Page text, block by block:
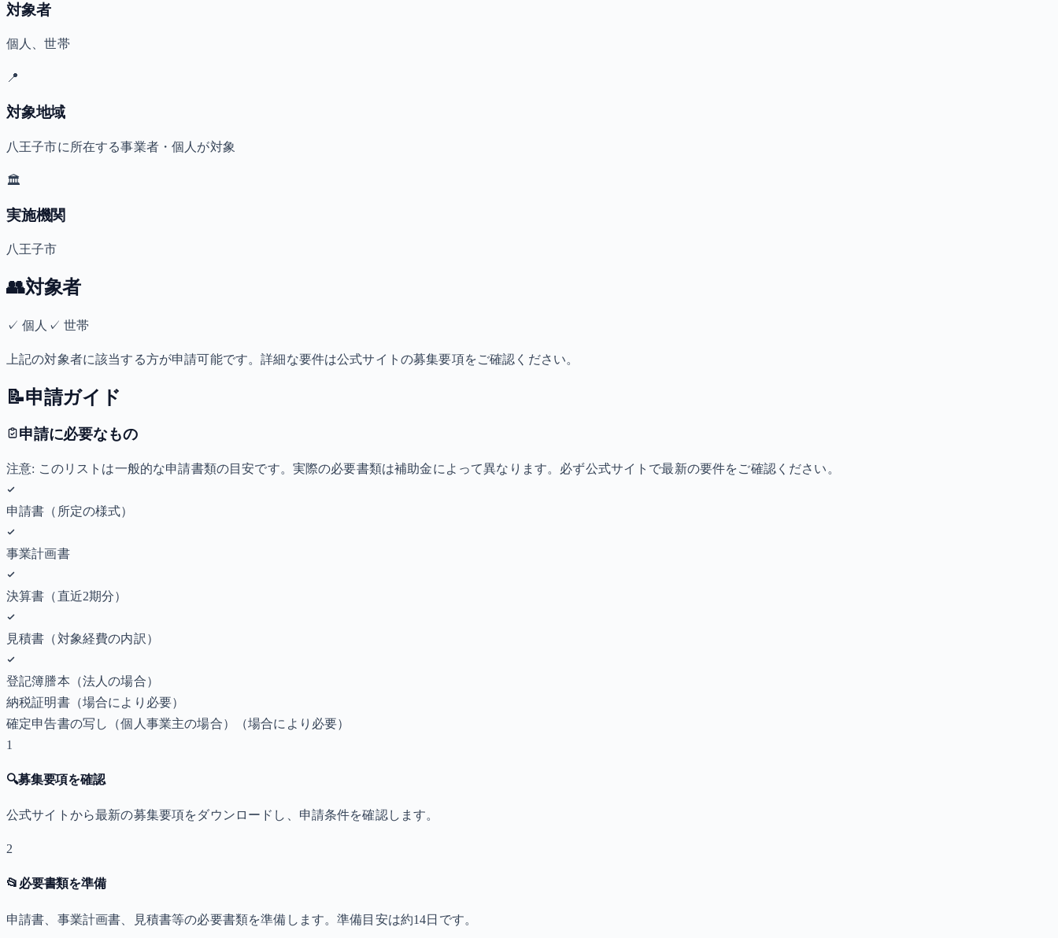
対象者
個人、世帯
📍
対象地域
八王子市に所在する事業者・個人が対象
🏛️
実施機関
八王子市
👥対象者
✓個人 ✓ 世帯
上記の対象者に該当する方が申請可能です。詳細な要件は公式サイトの募集要項をご確認ください。
📝申請ガイド
申請に必要なもの
注意: このリストは一般的な申請書類の目安です。実際の必要書類は補助金によって異なります。必ず公式サイトで最新の要件をご確認ください。
申請書（所定の様式）
事業計画書
決算書（直近2期分）
見積書（対象経費の内訳）
登記簿謄本（法人の場合）
納税証明書（場合により必要）
確定申告書の写し（個人事業主の場合）
（場合により必要）
1
🔍募集要項を確認
公式サイトから最新の募集要項をダウンロードし、申請条件を確認します。
2
📂 必要書類を準備
申請書、事業計画書、見積書等の必要書類を準備します。準備目安は約14日です。